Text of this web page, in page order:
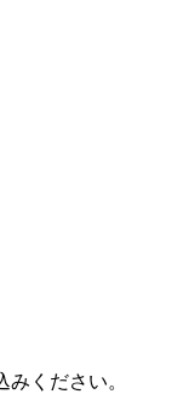
ください。